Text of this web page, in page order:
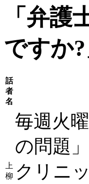
「弁
ですか?
話
者
名
上
柳
毎週火
の問題
クリニ